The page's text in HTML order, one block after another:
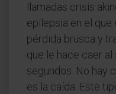
llamadas crisis
epilepsia en el que
pérdida brusca y
que le hace caer al
segundos. No hay
es la caída. Este